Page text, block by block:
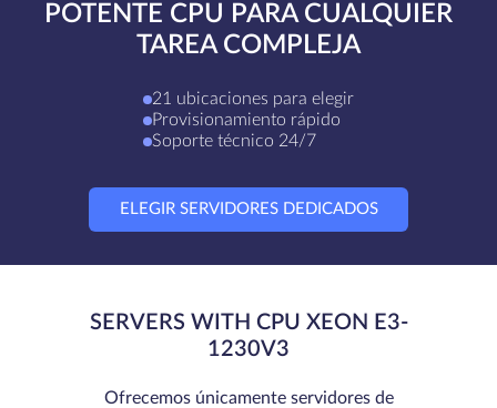
POTENTE CPU PARA CUALQUIER
TAREA COMPLEJA
21 ubicaciones para elegir
Provisionamiento rápido
Soporte técnico 24/7
ELEGIR SERVIDORES DEDICADOS
SERVERS WITH CPU XEON E3-
1230V3
Ofrecemos únicamente servidores de